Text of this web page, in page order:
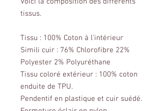
tissus.
Tissu : 100% Coton à l'intérieur
Simili cuir : 76% Chlorofibre 22%
Polyester 2% Polyuréthane
Tissu coloré extérieur : 100% coton
enduite de TPU.
Pendentif en plastique et cuir suédé.